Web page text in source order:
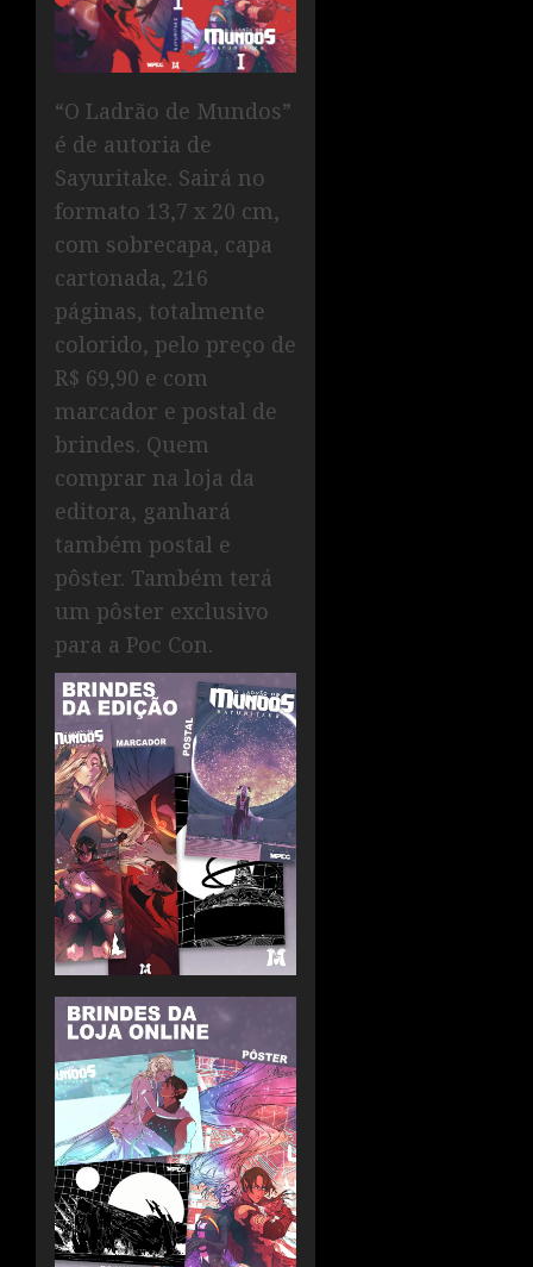
“O Ladrão de Mundos”
é de autoria de
Sayuritake. Sairá no
formato 13,7 x 20 cm,
com sobrecapa, capa
cartonada, 216
páginas, totalmente
colorido, pelo preço de
R$ 69,90 e com
marcador e postal de
brindes. Quem
comprar na loja da
editora, ganhará
também postal e
pôster. Também terá
um pôster exclusivo
para a Poc Con.